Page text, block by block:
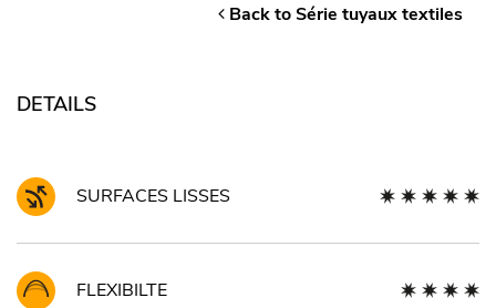
Back to Série tuyaux textiles
DETAILS
SURFACES LISSES
FLEXIBILTE